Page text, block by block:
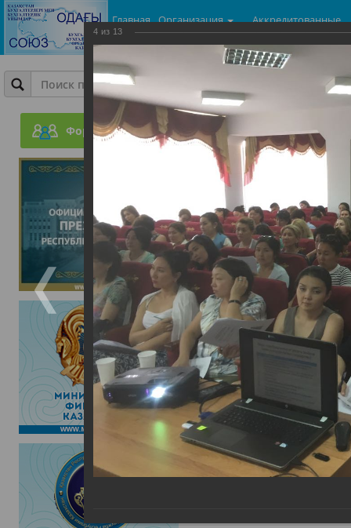
Главная Организация
Аккредитованные
центры
Форум
Ежеквартальный
законодательные
доходом физических
28.07.2017
4 из 13